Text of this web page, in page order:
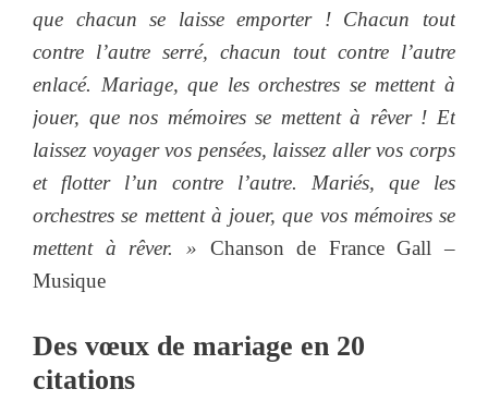
que chacun se laisse emporter ! Chacun tout
contre l’autre serré, chacun tout contre l’autre
enlacé. Mariage, que les orchestres se mettent à
jouer, que nos mémoires se mettent à rêver ! Et
laissez voyager vos pensées, laissez aller vos corps
et flotter l’un contre l’autre. Mariés, que les
orchestres se mettent à jouer, que vos mémoires se
mettent à rêver. » Chanson de France Gall –
Musique
Des vœux de mariage en 20
citations